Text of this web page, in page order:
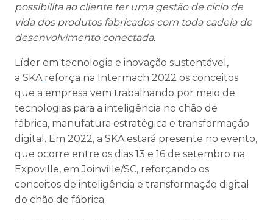
possibilita ao cliente ter uma gestão de ciclo de
vida dos produtos fabricados com toda cadeia de
desenvolvimento conectada.
Líder em tecnologia e inovação sustentável,
a SKA reforça na Intermach 2022 os conceitos
que a empresa vem trabalhando por meio de
tecnologias para a inteligência no chão de
fábrica, manufatura estratégica e transformação
digital. Em 2022, a SKA estará presente no evento,
que ocorre entre os dias 13 e 16 de setembro na
Expoville, em Joinville/SC, reforçando os
conceitos de inteligência e transformação digital
do chão de fábrica.